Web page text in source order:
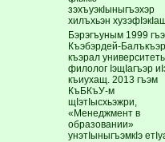
зэхъуэкIыныгъэхэр
хилъхьэн
Бэрэгъуным 1999
Къэбэрдей-
къэрал
филолог IэщIагъэр
къиухащ. 2013 гъэм
КъБКъУ-м
щIэтIысхьэжри,
«Менеджмент в
образовании»
унэтIыныгъэмкIэ